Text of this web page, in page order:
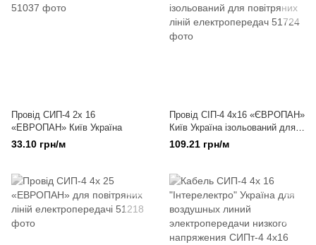
Провід СИП-4 2х 16
«ЕВРОПАН» Київ Україна
33.10 грн/м
Провід СІП-4 4х16 «ЄВРОПАН»
Київ Україна ізольований для
повітряних ліній
електропередач
109.21 грн/м